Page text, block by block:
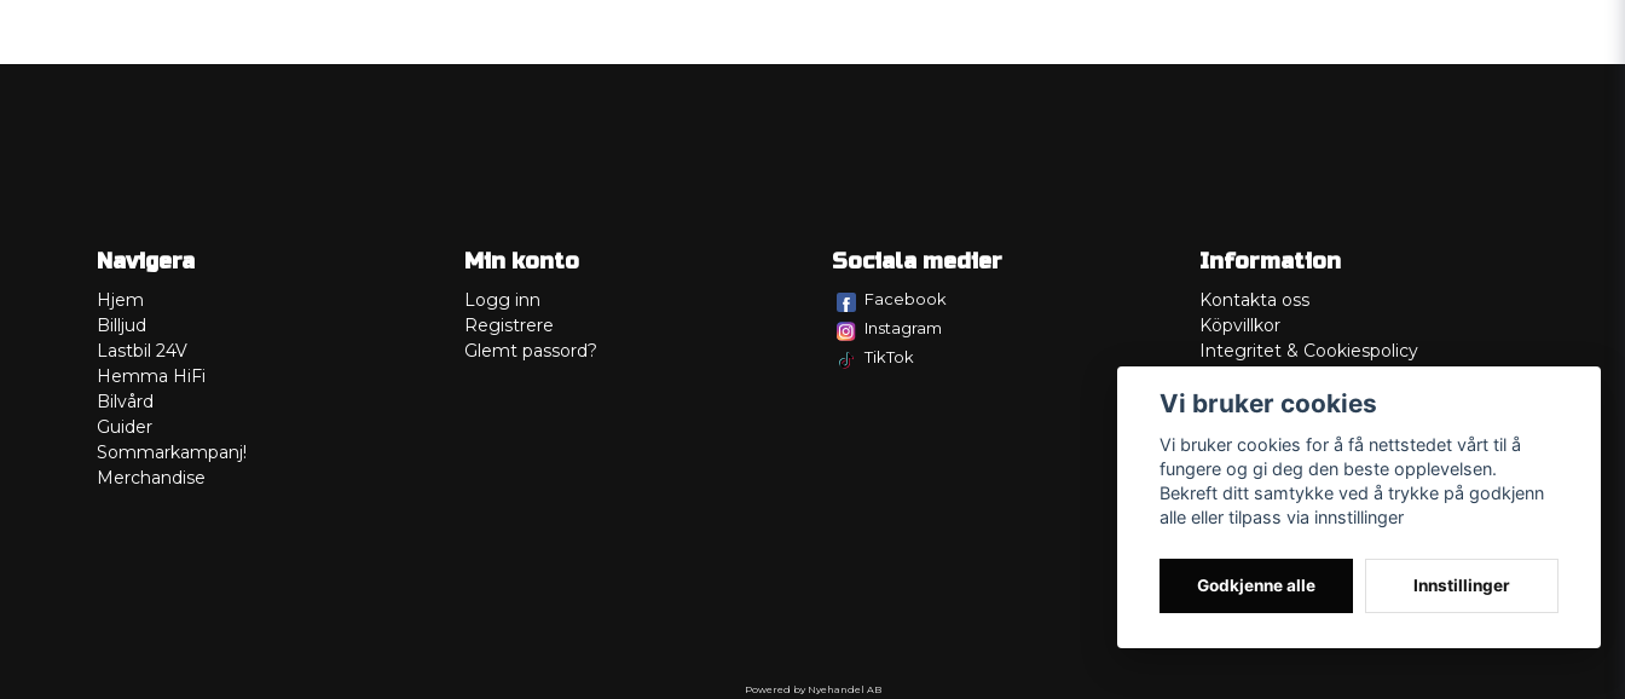
Navigera
Hjem
Billjud
Lastbil 24V
Hemma HiFi
Bilvård
Guider
Sommarkampanj!
Merchandise
Min konto
Logg inn
Registrere
Glemt passord?
Sociala medier
Facebook
Instagram
TikTok
Information
Kontakta oss
Köpvillkor
Integritet & Cookiespolicy
Service/Garanti
Lådritning
Om oss
Powered by Nyehandel AB
Vi bruker cookies
Vi bruker cookies for å få nettstedet vårt til å
fungere og gi deg den beste opplevelsen.
Bekreft ditt samtykke ved å trykke på godkjenn
alle eller tilpass via innstillinger
Godkjenne alle Innstillinger